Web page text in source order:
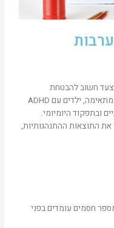
צעד חשוב להבטחת
התפתחות תקינה של הילד. ללא התערבות מתאימה, ילדים עם ADHD
ובתפקוד היומיומי.
התוצאות ההתנהגותיות,
חסמים עומדים בפני